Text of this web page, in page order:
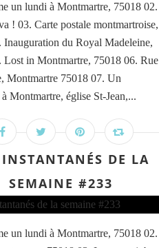
un lundi à Montmartre, 75018 02.
! 03. Carte postale montmartroise,
Inauguration du Royal Madeleine,
Lost in Montmartre, 75018 06. Rue
Montmartre 75018 07. Un
Montmartre, église St-Jean,...
INSTANTANÉS DE LA
SEMAINE #233
un lundi à Montmartre, 75018 02.